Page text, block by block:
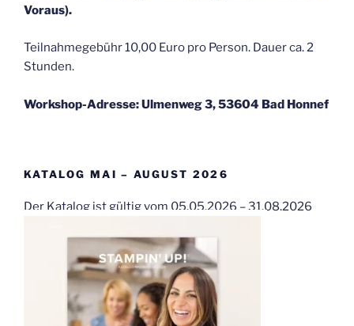
Voraus).
Teilnahmegebühr 10,00 Euro pro Person. Dauer ca. 2
Stunden.
Workshop-Adresse: Ulmenweg 3, 53604 Bad Honnef
KATALOG MAI – AUGUST 2026
Der Katalog ist gültig vom 05.05.2026 – 31.08.2026